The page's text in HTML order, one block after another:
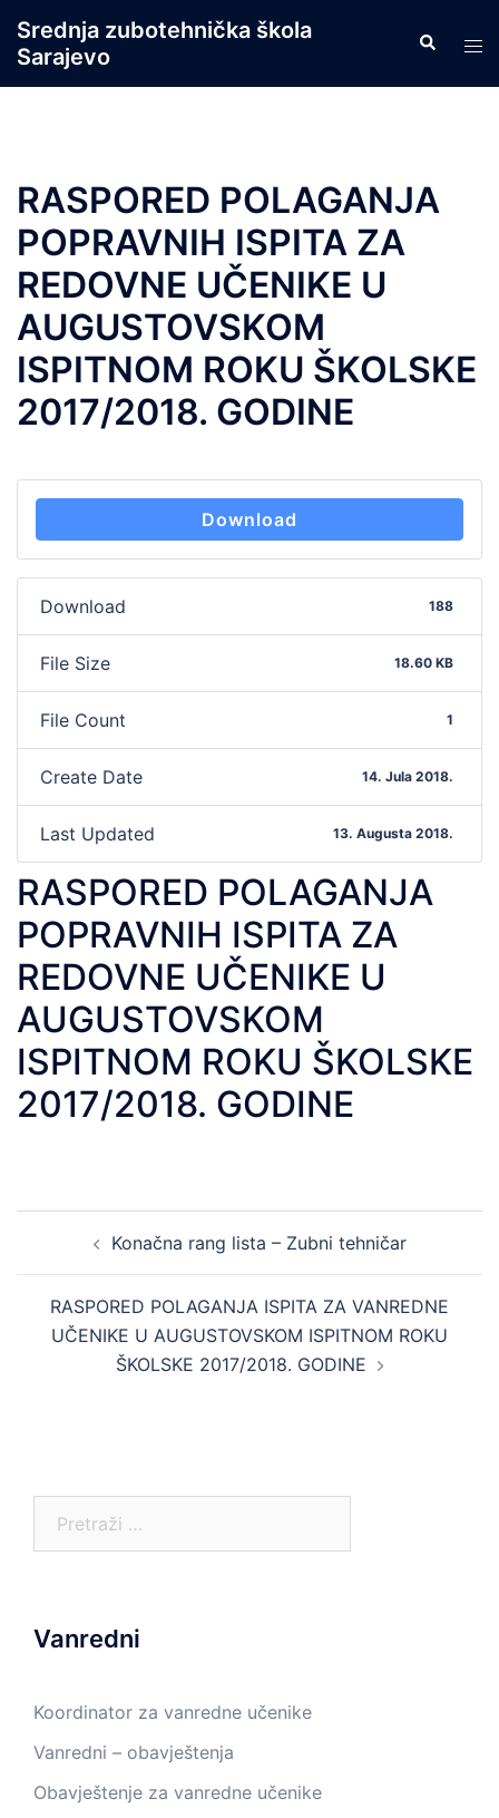
content
Srednja zubotehnička škola
Sarajevo
Search
RASPORED POLAGANJA
POPRAVNIH ISPITA ZA
REDOVNE UČENIKE U
AUGUSTOVSKOM
ISPITNOM ROKU ŠKOLSKE
2017/2018. GODINE
Download
Download 188
File Size 18.60 KB
File Count 1
Create Date 14. Jula 2018.
Last Updated 13. Augusta 2018.
RASPORED POLAGANJA
POPRAVNIH ISPITA ZA
REDOVNE UČENIKE U
AUGUSTOVSKOM
ISPITNOM ROKU ŠKOLSKE
2017/2018. GODINE
navigationKonačna rang lista – Zubni tehničar
RASPORED POLAGANJA ISPITA ZA VANREDNE
UČENIKE U AUGUSTOVSKOM ISPITNOM ROKU
ŠKOLSKE 2017/2018. GODINE
Vanredni
Koordinator za vanredne učenike
Vanredni – obavještenja
Obavještenje za vanredne učenike